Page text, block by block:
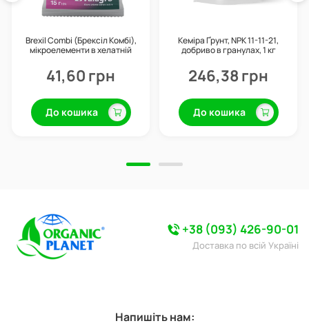
Brexil Combi (Брексіл Комбі),
мікроелементи в хелатній
41,60 грн
До кошика
Кеміра Ґрунт, NPK 11-11-21,
добриво в гранулах, 1 кг
246,38 грн
До кошика
+38 (093) 426-90-01
Доставка по всій Україні
Напишіть нам: